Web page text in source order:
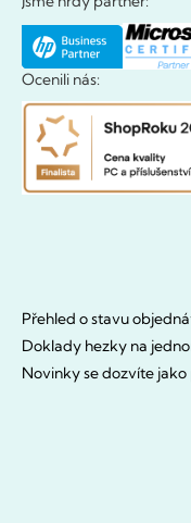
Ocenili nás:
Přehled o stavu
Doklady hezky na
Novinky se dozvíte